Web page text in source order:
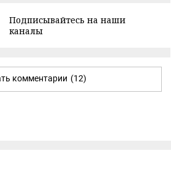
Подписывайтесь на наши
каналы
комментарии (12)